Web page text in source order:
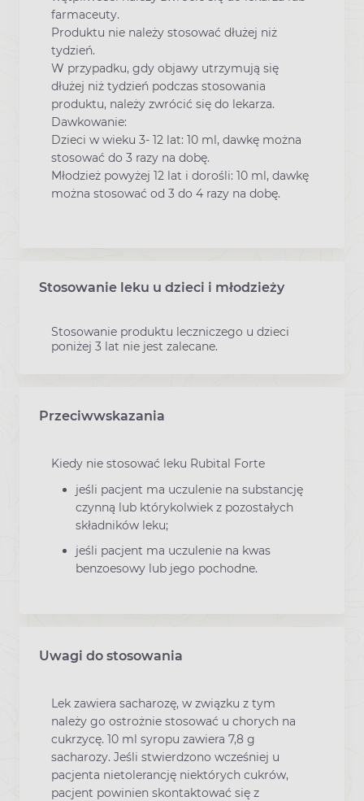
farmaceuty.
Produktu nie należy stosować dłużej niż
tydzień.
W przypadku, gdy objawy utrzymują się
dłużej niż tydzień podczas stosowania
produktu, należy zwrócić się do lekarza.
Dawkowanie:
Dzieci w wieku 3- 12 lat: 10 ml, dawkę można
stosować do 3 razy na dobę.
Młodzież powyżej 12 lat i dorośli: 10 ml, dawkę
można stosować od 3 do 4 razy na dobę.
Stosowanie leku u dzieci i młodzieży
Stosowanie produktu leczniczego u dzieci
poniżej 3 lat nie jest zalecane.
Przeciwwskazania
Kiedy nie stosować leku Rubital Forte
jeśli pacjent ma uczulenie na substancję
czynną lub którykolwiek z pozostałych
składników leku;
jeśli pacjent ma uczulenie na kwas
benzoesowy lub jego pochodne.
Uwagi do stosowania
Lek zawiera sacharozę, w związku z tym
należy go ostrożnie stosować u chorych na
cukrzycę. 10 ml syropu zawiera 7,8 g
sacharozy. Jeśli stwierdzono wcześniej u
pacjenta nietolerancję niektórych cukrów,
pacjent powinien skontaktować się z